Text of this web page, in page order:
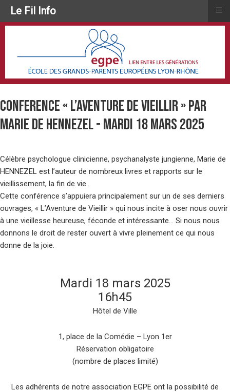
CONFERENCE « L’AVENTURE DE VIEILLIR » par
Marie de HENNEZEL - Mardi 18 mars 2025
Célèbre psychologue clinicienne, psychanalyste jungienne, Marie de
HENNEZEL est l’auteur de nombreux livres et rapports sur le
vieillissement, la fin de vie…
Cette conférence s’appuiera principalement sur un de ses derniers
ouvrages, « L’Aventure de Vieillir » qui nous incite à oser nous ouvrir
à une vieillesse heureuse, féconde et intéressante… Si nous nous
donnons le droit de rester ouvert à vivre pleinement ce qui nous
donne de la joie.
Mardi 18 mars 2025
16h45
Hôtel de Ville
1, place de la Comédie – Lyon 1er
Réservation obligatoire
(nombre de places limité)
Les adhérents de notre association EGPE ont la possibilité de
Le Fil Info ≡